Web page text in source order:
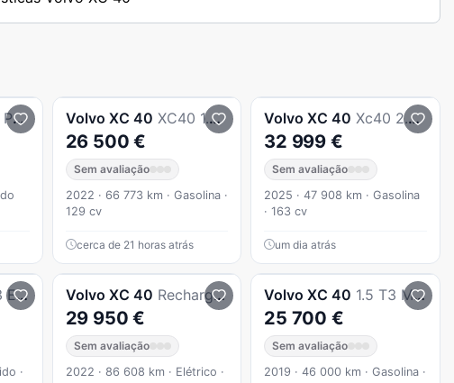
Volvo XC 40 XC40 1.5 T2 Momentum Plus
26 500 €
Sem avaliação
2022 · 66 773 km · Gasolina ·
129 cv
cerca de 21 horas atrás
Volvo XC 40 Xc40 2.0 B3 Essential
32 999 €
Sem avaliação
2025 · 47 908 km · Gasolina
· 163 cv
um dia atrás
·
Volvo XC 40 Recharge Core
29 950 €
Sem avaliação
2022 · 86 608 km · Elétrico ·
Volvo XC 40 1.5 T3 Momentum
25 700 €
Sem avaliação
2019 · 46 000 km · Gasolina ·